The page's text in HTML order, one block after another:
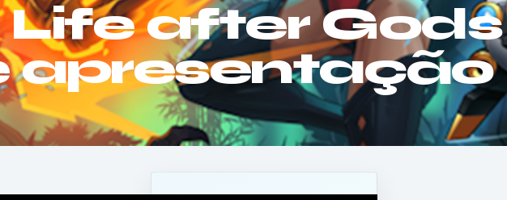
Life after Gods
apresentação